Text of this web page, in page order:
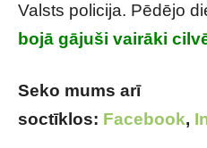
Valsts policija. Pēdējo
bojā gājuši vairāki
Seko mums arī
soctīklos: Facebook,